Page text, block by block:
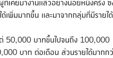
เคยมางานแล้วอย่างน้อยหนึ่งครั้ง ซึ่
เพิ่มมากขึ้น และมาจากกลุ่มที่มีรายได้
50,000 บาทขึ้นไปจนถึง 100,000
บาท ต่อเดือน ส่วนรายได้มากก